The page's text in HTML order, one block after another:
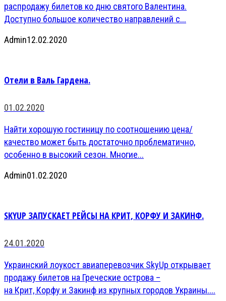
распродажу билетов ко дню святого Валентина.
Доступно большое количество направлений с...
Admin12.02.2020
Отели в Валь Гардена.
01.02.2020
Найти хорошую гостиницу по соотношению цена/
качество может быть достаточно проблематично,
особенно в высокий сезон. Многие...
Admin01.02.2020
SKYUP ЗАПУСКАЕТ РЕЙСЫ НА КРИТ, КОРФУ И ЗАКИНФ.
24.01.2020
Украинский лоукост авиаперевозчик SkyUp открывает
продажу билетов на Греческие острова –
на Крит, Корфу и Закинф из крупных городов Украины....